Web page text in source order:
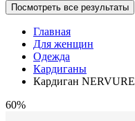
Посмотреть все результаты
Главная
Для женщин
Одежда
Кардиганы
Кардиган NERVURE
60%